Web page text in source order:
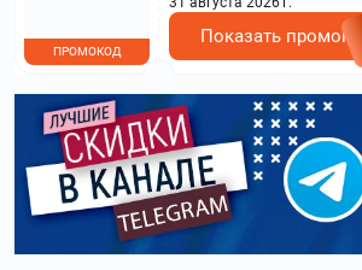
ПРОМОКОД
Показать промокод